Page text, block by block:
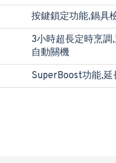
按鍵鎖定功能,鍋具
3小時超長定時烹調
自動關機
SuperBoost功能,延